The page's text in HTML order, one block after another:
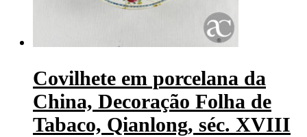
Covilhete em porcelana da
China, Decoração Folha de
Tabaco, Qianlong, séc. XVIII